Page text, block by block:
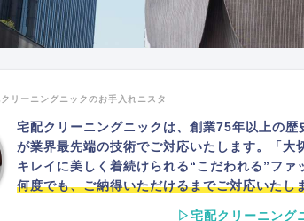
リーニングニックのお手入れニスタ
宅配クリーニングニックは、創業75年以上の
が業界最先端の技術でご対応いたします。「大
キレイに美しく着続けられる“こだわれる”フ
何度でも、ご納得いただけるまでご対応いたし
▷宅配クリーニング